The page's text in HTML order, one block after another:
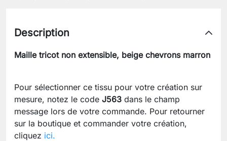
Description
Maille tricot non extensible, beige chevrons marron
Pour sélectionner ce tissu pour votre création sur
mesure, notez le code J563 dans le champ
message lors de votre commande. Pour retourner
sur la boutique et commander votre création,
cliquez ici.